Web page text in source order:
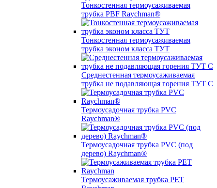
Тонкостенная термоусаживаемая
трубка PBF Raychman®
Тонкостенная термоусаживаемая
трубка эконом класса ТУТ
Среднестенная термоусаживаемая
трубка не подавляющая горения ТУТ С
Термоусадочная трубка PVC
Raychman®
Термоусадочная трубка PVC (под
дерево) Raychman®
Термоусаживаемая трубка PET